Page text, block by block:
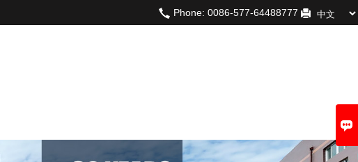
Phone: 0086-577-64488777
